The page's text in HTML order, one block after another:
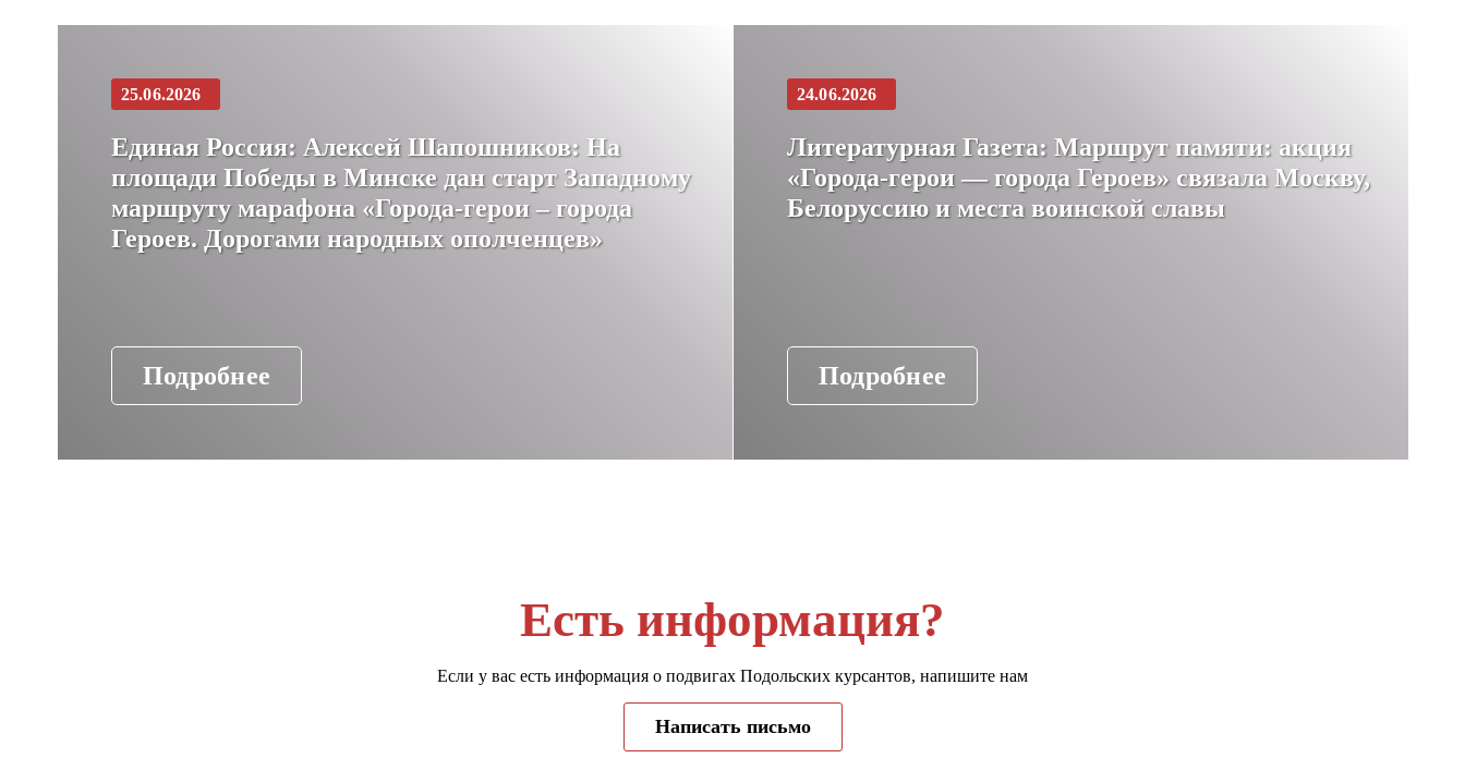
25.06.2026
Единая Россия: Алексей Шапошников: На
площади Победы в Минске дан старт Западному
маршруту марафона «Города-герои – города
Героев. Дорогами народных ополченцев»
Подробнее
24.06.2026
Литературная Газета: Маршрут памяти: акция
«Города-герои — города Героев» связала Москву,
Белоруссию и места воинской славы
Подробнее
Есть информация?
Если у вас есть информация о подвигах Подольских курсантов, напишите нам
Написать письмо